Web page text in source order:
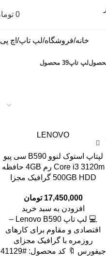
0
خانه فروشگاه لپ تاپ اچ پی
لپ تاپ39 محصول
LENOVO
لپتاپ استوک لنوو B590 سی پیو
Core i3 3120m رم 4GB حافظه
500GB HDD گرافیک مجزا
17,450,000 تومان
افزودن به سبد خرید
💻 لپ تاپ Lenovo B590 –
اقتصادی و مقاوم برای کارهای
روزمره با گرافیک مجزای
جیفورس 🔖 کد محصول: #41129